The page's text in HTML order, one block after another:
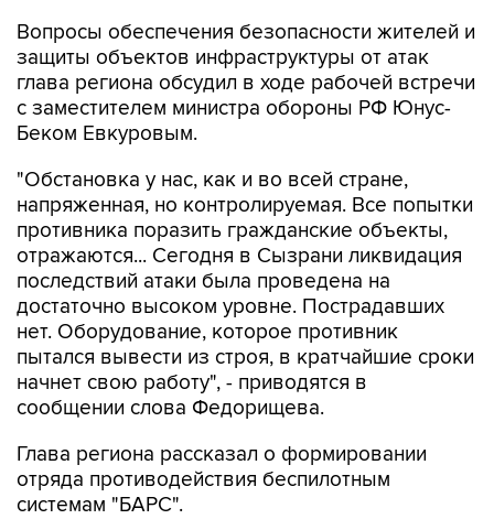
Вопросы обеспечения безопасности жителей и
защиты объектов инфраструктуры от атак
глава региона обсудил в ходе рабочей встречи
с заместителем министра обороны РФ Юнус-
Беком Евкуровым.
"Обстановка у нас, как и во всей стране,
напряженная, но контролируемая. Все попытки
противника поразить гражданские объекты,
отражаются... Сегодня в Сызрани ликвидация
последствий атаки была проведена на
достаточно высоком уровне. Пострадавших
нет. Оборудование, которое противник
пытался вывести из строя, в кратчайшие сроки
начнет свою работу", - приводятся в
сообщении слова Федорищева.
Глава региона рассказал о формировании
отряда противодействия беспилотным
системам "БАРС".